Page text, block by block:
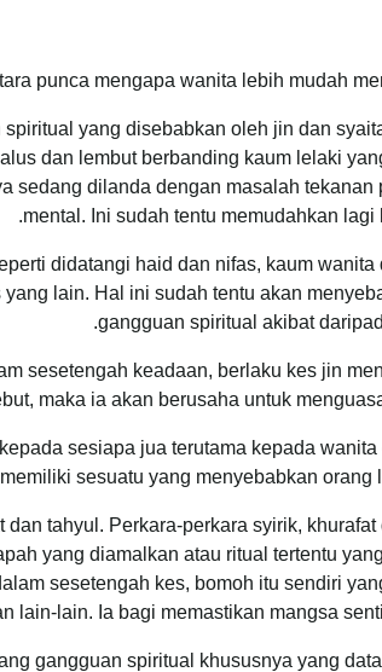
punca mengapa wanita lebih mudah
yang disebabkan oleh jin dan
dan lembut berbanding kaum lelaki
sedang dilanda dengan masalah
mental. Ini sudah tentu memudahkan
didatangi haid dan nifas, kaum
lain. Hal ini sudah tentu akan
gangguan spiritual akibat
sesetengah keadaan, berlaku kes jin
maka ia akan berusaha untuk
sesiapa jua terutama kepada
sesuatu yang menyebabkan orang
tahyul. Perkara-perkara syirik,
yang diamalkan atau ritual tertentu
sesetengah kes, bomoh itu sendiri
lain-lain. Ia bagi memastikan mangsa
gangguan spiritual khususnya yang